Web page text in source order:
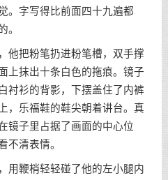
。字写得比前面四十九遍都
。
把粉笔扔进粉笔槽，双手撑
上抹出十条白色的拖痕。镜子
衫的背影，下摆盖住了内裤
，乐福鞋的鞋尖朝着讲台。真
镜子里占据了画面的中心位
不清表情。
鞭梢轻轻碰了他的左小腿内